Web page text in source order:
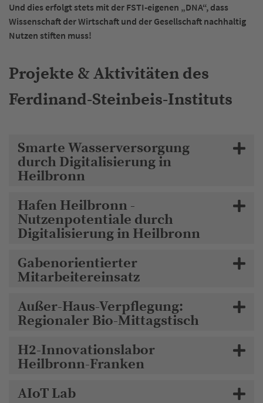
Und dies erfolgt stets mit der FSTI-eigenen „DNA“, dass
Wissenschaft der Wirtschaft und der Gesellschaft nachhaltig
Nutzen stiften muss!
Projekte & Aktivitäten des
Ferdinand-Steinbeis-Instituts
Smarte Wasserversorgung
durch Digitalisierung in
Heilbronn
Hafen Heilbronn -
Nutzenpotentiale durch
Digitalisierung in Heilbronn
Gabenorientierter
Mitarbeitereinsatz
Außer-Haus-Verpflegung:
Regionaler Bio-Mittagstisch
H2-Innovationslabor
Heilbronn-Franken
AIoT Lab